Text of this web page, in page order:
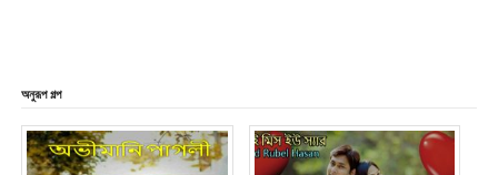
অনুরূপ গল্প